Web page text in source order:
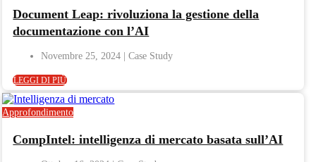
Document Leap: rivoluziona la gestione della
documentazione con l’AI
Novembre 25, 2024
LEGGI DI PIÙ
Approfondimento
CompIntel: intelligenza di mercato basata sull’AI